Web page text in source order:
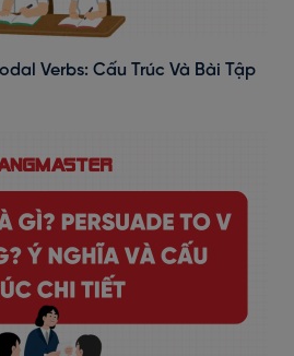
Verbs: Cấu Trúc Và Bài Tập